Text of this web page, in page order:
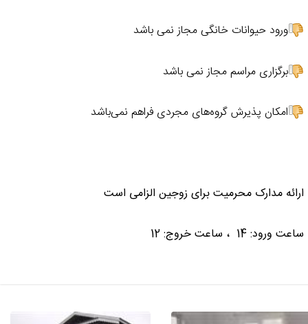
ورود حیوانات خانگی مجاز نمی باشد
برگزاری مراسم مجاز نمی باشد
امکان پذیرش گروه‌های مجردی فراهم نمی‌باشد
ارائه مدارک محرمیت برای زوجین الزامی است
ساعت ورود: 14 ، ساعت خروج: 12